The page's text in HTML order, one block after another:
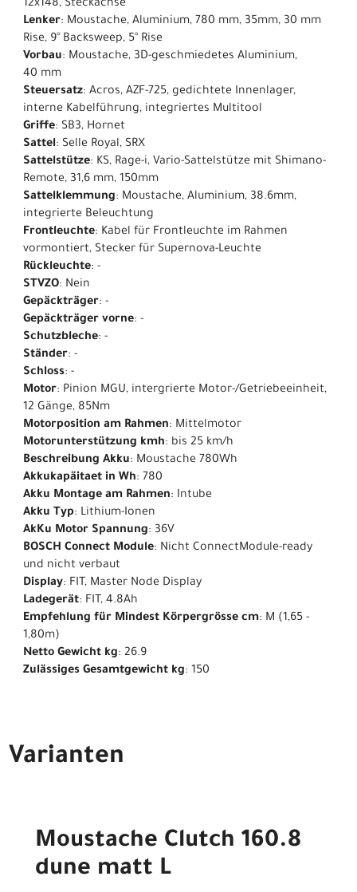
12x148, Steckachse
Lenker: Moustache, Aluminium, 780 mm, 35mm, 30 mm
Rise, 9° Backsweep, 5° Rise
Vorbau: Moustache, 3D-geschmiedetes Aluminium,
40 mm
Steuersatz: Acros, AZF-725, gedichtete Innenlager,
interne Kabelführung, integriertes Multitool
Griffe: SB3, Hornet
Sattel: Selle Royal, SRX
Sattelstütze: KS, Rage-i, Vario-Sattelstütze mit Shimano-
Remote, 31,6 mm, 150mm
Sattelklemmung: Moustache, Aluminium, 38.6mm,
integrierte Beleuchtung
Frontleuchte: Kabel für Frontleuchte im Rahmen
vormontiert, Stecker für Supernova-Leuchte
Rückleuchte: -
STVZO: Nein
Gepäckträger: -
Gepäckträger vorne: -
Schutzbleche: -
Ständer: -
Schloss: -
Motor: Pinion MGU, intergrierte Motor-/Getriebeeinheit,
12 Gänge, 85Nm
Motorposition am Rahmen: Mittelmotor
Motorunterstützung kmh: bis 25 km/h
Beschreibung Akku: Moustache 780Wh
Akkukapäitaet in Wh: 780
Akku Montage am Rahmen: Intube
Akku Typ: Lithium-Ionen
AkKu Motor Spannung: 36V
BOSCH Connect Module: Nicht ConnectModule-ready
und nicht verbaut
Display: FIT, Master Node Display
Ladegerät: FIT, 4.8Ah
Empfehlung für Mindest Körpergrösse cm: M (1,65 -
1,80m)
Netto Gewicht kg: 26.9
Zulässiges Gesamtgewicht kg: 150
Varianten
Moustache Clutch 160.8
dune matt L